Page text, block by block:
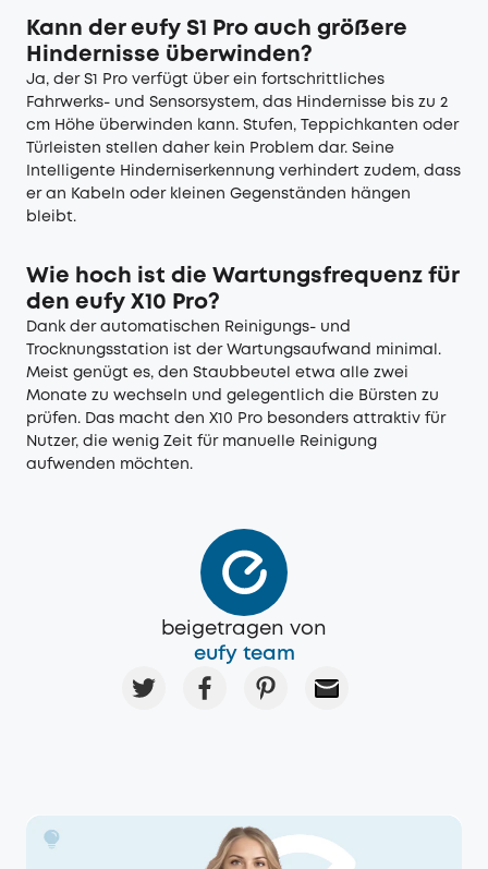
Kann der eufy S1 Pro auch größere
Hindernisse überwinden?
Ja, der S1 Pro verfügt über ein fortschrittliches
Fahrwerks- und Sensorsystem, das Hindernisse bis zu 2
cm Höhe überwinden kann. Stufen, Teppichkanten oder
Türleisten stellen daher kein Problem dar. Seine
Intelligente Hinderniserkennung verhindert zudem, dass
er an Kabeln oder kleinen Gegenständen hängen
bleibt.
Wie hoch ist die Wartungsfrequenz für
den eufy X10 Pro?
Dank der automatischen Reinigungs- und
Trocknungsstation ist der Wartungsaufwand minimal.
Meist genügt es, den Staubbeutel etwa alle zwei
Monate zu wechseln und gelegentlich die Bürsten zu
prüfen. Das macht den X10 Pro besonders attraktiv für
Nutzer, die wenig Zeit für manuelle Reinigung
aufwenden möchten.
beigetragen von
eufy team